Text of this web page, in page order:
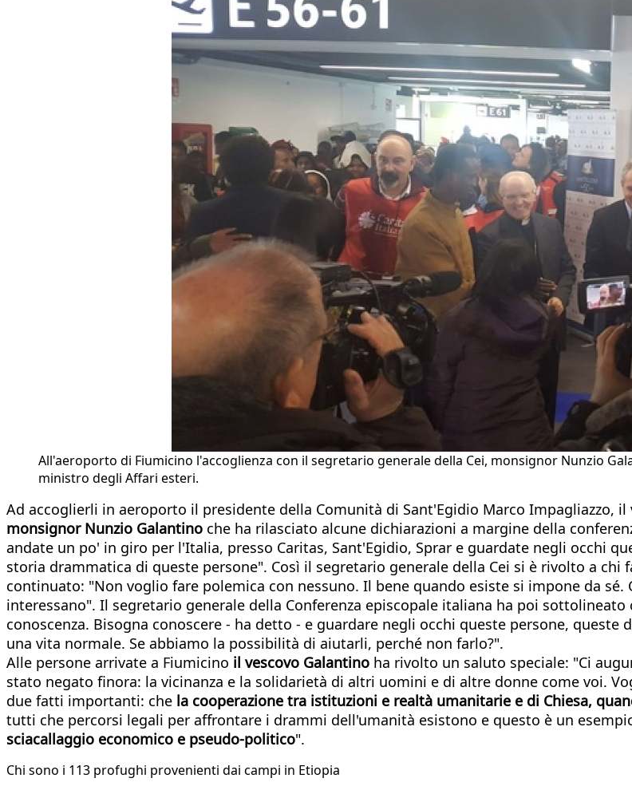
All'aeroporto di Fiumicino l'accoglienza con il segretario generale della Cei, monsignor Nunzio
ministro degli Affari esteri.
Ad accoglierli in aeroporto il presidente della Comunità di Sant'Egidio Marco Impagliazzo,
monsignor Nunzio Galantino che ha rilasciato alcune dichiarazioni a margine della
andate un po' in giro per l'Italia, presso Caritas, Sant'Egidio, Sprar e guardate negli occhi
storia drammatica di queste persone". Così il segretario generale della Cei si è rivolto a chi
continuato: "Non voglio fare polemica con nessuno. Il bene quando esiste si impone da
interessano". Il segretario generale della Conferenza episcopale italiana ha poi
conoscenza. Bisogna conoscere - ha detto - e guardare negli occhi queste persone,
una vita normale. Se abbiamo la possibilità di aiutarli, perché non farlo?".
Alle persone arrivate a Fiumicino il vescovo Galantino ha rivolto un saluto speciale: "Ci
stato negato finora: la vicinanza e la solidarietà di altri uomini e di altre donne come voi.
due fatti importanti: che la cooperazione tra istituzioni e realtà umanitarie e di Chiesa,
tutti che percorsi legali per affrontare i drammi dell'umanità esistono e questo è un
sciacallaggio economico e pseudo-politico".
Chi sono i 113 profughi provenienti dai campi in Etiopia